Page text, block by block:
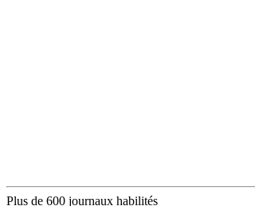
Plus de 600 journaux habilités